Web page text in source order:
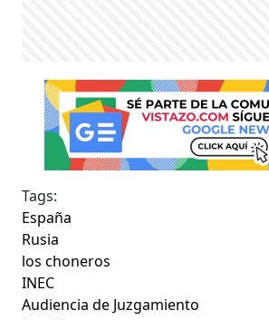
Tags:
España
Rusia
los choneros
INEC
Audiencia de Juzgamiento